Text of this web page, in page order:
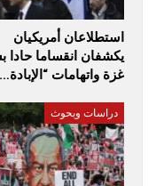
استطلاعان أمريكيان
يكشفان انقساما حادا
غزة واتهامات “الإبادة…
دراسات وبحوث